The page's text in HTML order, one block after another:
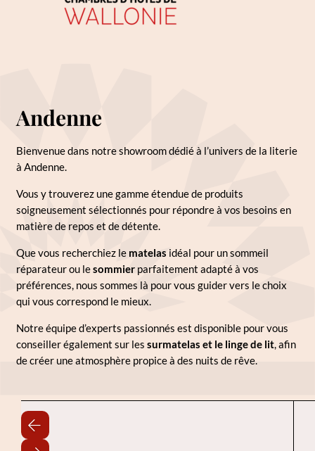
Andenne
Bienvenue dans notre showroom dédié à l’univers de la literie
à Andenne.
Vous y trouverez une gamme étendue de produits
soigneusement sélectionnés pour répondre à vos besoins en
matière de repos et de détente.
Que vous recherchiez le matelas idéal pour un sommeil
réparateur ou lesommierparfaitement adapté à vos
préférences, nous sommes là pour vous guider vers le choix
qui vous correspond le mieux.
Notre équipe d’experts passionnés est disponible pour vous
conseiller également sur les surmatelas et le linge de lit, afin
de créer une atmosphère propice à des nuits de rêve.